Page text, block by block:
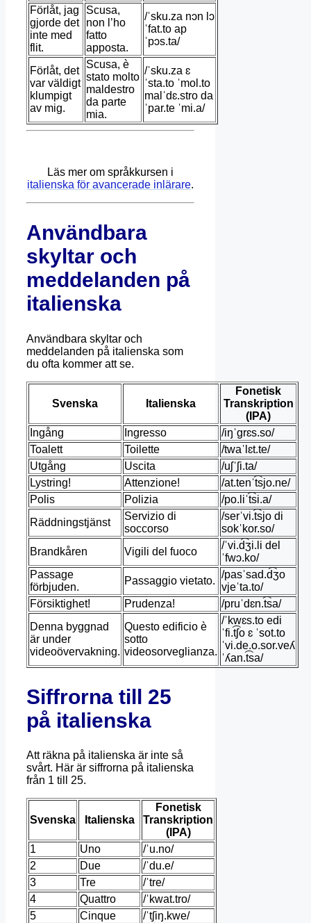
Förlåt, jag
gjorde det
inte med
flit.
Scusa,
non l’ho
fatto
apposta.
/ˈsku.za nɔn lɔ
ˈfat.to ap
ˈpɔs.ta/
Förlåt, det
var väldigt
klumpigt
av mig.
Scusa, è
stato molto
maldestro
da parte
mia.
/ˈsku.za ɛ
ˈsta.to ˈmol.to
malˈdɛ.stro da
ˈpar.te ˈmi.a/
Läs mer om språkkursen i
italienska för avancerade inlärare.
Användbara
skyltar och
meddelanden på
italienska
Användbara skyltar och
meddelanden på italienska som
du ofta kommer att se.
Svenska Italienska
Fonetisk
Transkription
(IPA)
Ingång
Ingresso
/iŋˈɡrɛs.so/
Toalett
Toilette
/twaˈlɛt.te/
Utgång
Uscita
/uʃˈʃi.ta/
Lystring!
Attenzione!
/at.tenˈt͡sjo.ne/
Polis
Polizia
/po.liˈt͡si.a/
Räddningstjänst
Servizio di
soccorso
/serˈvi.t͡sjo di
sokˈkor.so/
Brandkåren
Vigili del fuoco
/ˈvi.d͡ʒi.li del
ˈfwɔ.ko/
Passage
förbjuden.
Passaggio vietato.
/pasˈsad.d͡ʒo
vjeˈta.to/
Försiktighet!
Prudenza!
/pruˈdɛn.t͡sa/
Denna byggnad
är under
videoövervakning.
Questo edificio è
sotto
videosorveglianza.
/ˈkwɛs.to edi
ˈfi.t͡ʃo ɛ ˈsot.to
ˈvi.de.o.sor.veʎ
ˈʎan.t͡sa/
Siffrorna till 25
på italienska
Att räkna på italienska är inte så
svårt. Här är siffrorna på italienska
från 1 till 25.
Svenska Italienska
Fonetisk
Transkription
(IPA)
1
Uno
/ˈu.no/
2
Due
/ˈdu.e/
3
Tre
/ˈtre/
4
Quattro
/ˈkwat.tro/
5
Cinque
/ˈtʃiŋ.kwe/